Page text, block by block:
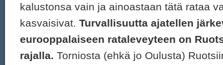
kalustonsa vain ja ainoastaan tätä rataa
kasvaisivat. Turvallisuutta ajatellen
eurooppalaiseen rataleveyteen on
rajalla. Torniosta (ehkä jo Oulusta)